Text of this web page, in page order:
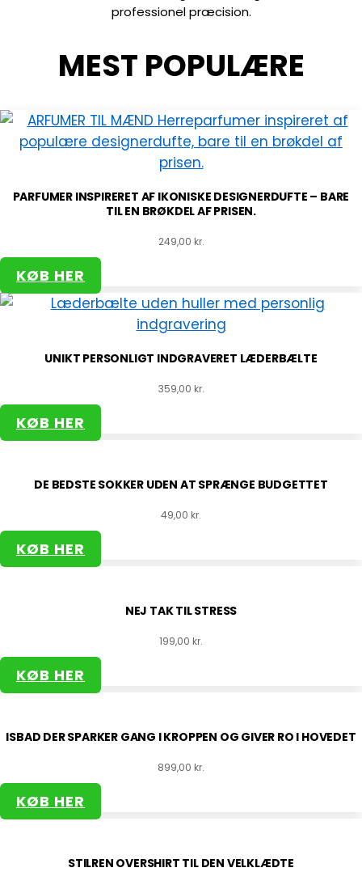
professionel præcision.
MEST POPULÆRE
PARFUMER INSPIRERET AF IKONISKE DESIGNERDUFTE – BARE
TIL EN BRØKDEL AF PRISEN.
249,00 kr.
KØB HER
UNIKT PERSONLIGT INDGRAVERET LÆDERBÆLTE
359,00 kr.
KØB HER
DE BEDSTE SOKKER UDEN AT SPRÆNGE BUDGETTET
49,00 kr.
KØB HER
NEJ TAK TIL STRESS
199,00 kr.
KØB HER
ISBAD DER SPARKER GANG I KROPPEN OG GIVER RO I HOVEDET
899,00 kr.
KØB HER
STILREN OVERSHIRT TIL DEN VELKLÆDTE